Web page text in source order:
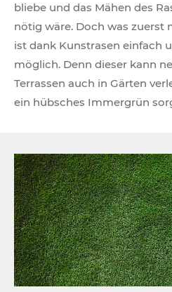
bliebe und das Mähen des
nötig wäre. Doch was zuerst
ist dank Kunstrasen einfach
möglich. Denn dieser kann
Terrassen auch in Gärten
ein hübsches Immergrün